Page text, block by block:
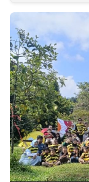
INDONESIA
Partner
Insight
NTB
Suara
Time
Lens
IDN
Daily
Jogja
Jalan
Rakyat
Idealita
News
Kita
Notice
Dinamikapost.com
Radar
Baru
Seedbacklink
Follow
Kabarbaru